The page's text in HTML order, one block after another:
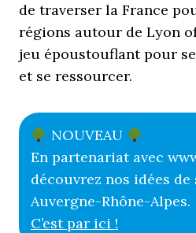
de traverser la France
régions autour de Lyon
jeu époustouflant pour
et se ressourcer.
NOUVEAU
En partenariat avec
découvrez nos idées
Auvergne-Rhône-Alpes.
C’est par ici !